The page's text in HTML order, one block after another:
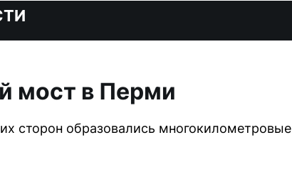
мост в Перми
сторон образовались многокилометровые